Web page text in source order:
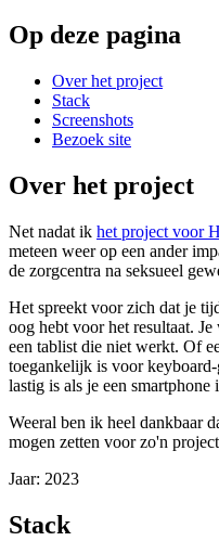
Op deze pagina
Over het project
Stack
Screenshots
Bezoek site
Over het project
Net nadat ik het project voor
meteen weer op een ander
de zorgcentra na seksueel
Het spreekt voor zich dat je
oog hebt voor het resultaat.
een tablist die niet werkt. Of
toegankelijk is voor
lastig is als je een smartphone
Weeral ben ik heel dankbaar
mogen zetten voor zo'n
Jaar: 2023
Stack